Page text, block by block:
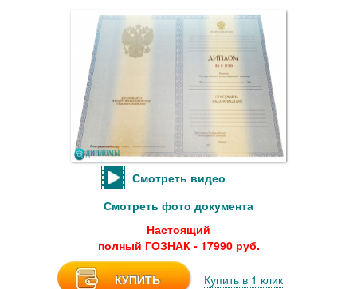
Смотреть видео
Смотреть фото документа
Настоящий
полный ГОЗНАК - 17990 руб.
КУПИТЬ Купить в 1 клик